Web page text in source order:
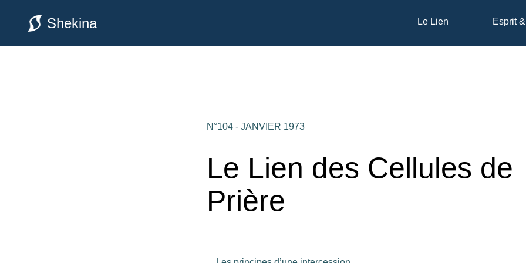
Shekina Le Lien Esprit
N°104 - JANVIER 1973
Le Lien des Cellules de
Prière